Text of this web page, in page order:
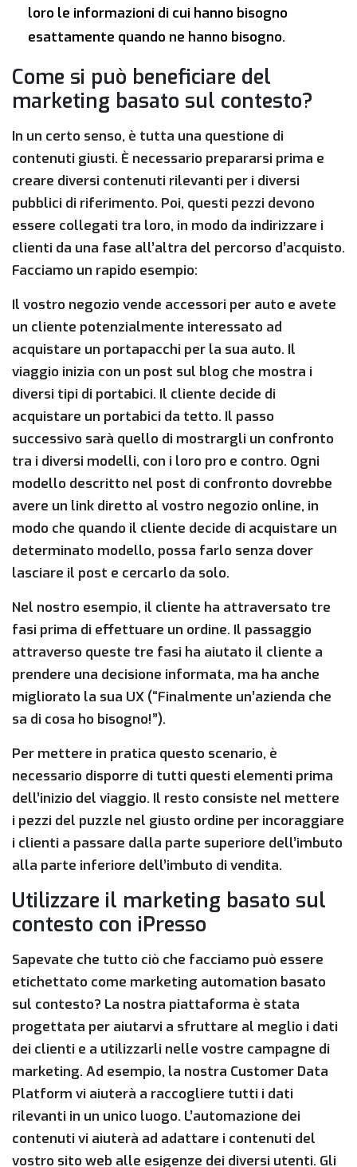
loro le informazioni di cui hanno bisogno
esattamente quando ne hanno bisogno.
Come si può beneficiare del
marketing basato sul contesto?
In un certo senso, è tutta una questione di
contenuti giusti. È necessario prepararsi prima e
creare diversi contenuti rilevanti per i diversi
pubblici di riferimento. Poi, questi pezzi devono
essere collegati tra loro, in modo da indirizzare i
clienti da una fase all’altra del percorso d’acquisto.
Facciamo un rapido esempio:
Il vostro negozio vende accessori per auto e avete
un cliente potenzialmente interessato ad
acquistare un portapacchi per la sua auto. Il
viaggio inizia con un post sul blog che mostra i
diversi tipi di portabici. Il cliente decide di
acquistare un portabici da tetto. Il passo
successivo sarà quello di mostrargli un confronto
tra i diversi modelli, con i loro pro e contro. Ogni
modello descritto nel post di confronto dovrebbe
avere un link diretto al vostro negozio online, in
modo che quando il cliente decide di acquistare un
determinato modello, possa farlo senza dover
lasciare il post e cercarlo da solo.
Nel nostro esempio, il cliente ha attraversato tre
fasi prima di effettuare un ordine. Il passaggio
attraverso queste tre fasi ha aiutato il cliente a
prendere una decisione informata, ma ha anche
migliorato la sua UX (“Finalmente un’azienda che
sa di cosa ho bisogno!”).
Per mettere in pratica questo scenario, è
necessario disporre di tutti questi elementi prima
dell’inizio del viaggio. Il resto consiste nel mettere
i pezzi del puzzle nel giusto ordine per incoraggiare
i clienti a passare dalla parte superiore dell’imbuto
alla parte inferiore dell’imbuto di vendita.
Utilizzare il marketing basato sul
contesto con iPresso
Sapevate che tutto ciò che facciamo può essere
etichettato come marketing automation basato
sul contesto? La nostra piattaforma è stata
progettata per aiutarvi a sfruttare al meglio i dati
dei clienti e a utilizzarli nelle vostre campagne di
marketing. Ad esempio, la nostra Customer Data
Platform vi aiuterà a raccogliere tutti i dati
rilevanti in un unico luogo. L’automazione dei
contenuti vi aiuterà ad adattare i contenuti del
vostro sito web alle esigenze dei diversi utenti. Gli